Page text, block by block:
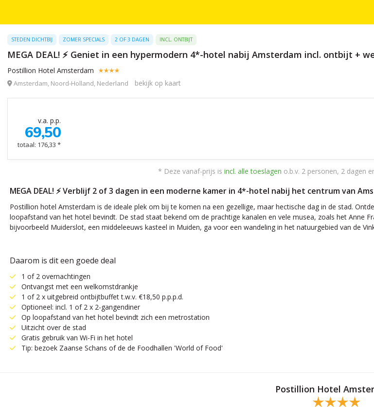
STEDEN DICHTBIJ ZOMER SPECIALS 2 OF 3 DAGEN INCL. ONTBIJT
MEGA DEAL! ⚡ Geniet in een hypermodern 4*-hotel nabij Amsterdam incl. ontbijt +
Postillion Hotel Amsterdam
Amsterdam, Noord-Holland, Nederland bekijk op kaart
v.a. p.p.
69,50
totaal: 176,33 *
* Deze vanaf-prijs is incl. alle toeslagen o.b.v. 2 personen, 2 dagen
MEGA DEAL! ⚡ Verblijf 2 of 3 dagen in een moderne kamer in 4*-hotel nabij het centrum van
Postillion hotel Amsterdam is de ideale plek om bij te komen na een gezellige, maar hectische dag in de stad.
loopafstand van het hotel bevindt. De stad staat bekend om de prachtige kanalen en vele musea, zoals het Anne
bijvoorbeeld Muiderslot, een middeleeuws kasteel in Muiden, ga voor een wandeling in het natuurgebied van de
Daarom is dit een goede deal
1 of 2 overnachtingen
Ontvangst met een welkomstdrankje
1 of 2 x uitgebreid ontbijtbuffet t.w.v. €18,50 p.p.p.d.
Optioneel: incl. 1 of 2 x 2-gangendiner
Op loopafstand van het hotel bevindt zich een metrostation
Uitzicht over de stad
Gratis gebruik van Wi-Fi in het hotel
Tip: bezoek Zaanse Schans of de de Foodhallen 'World of Food'
Postillion Hotel